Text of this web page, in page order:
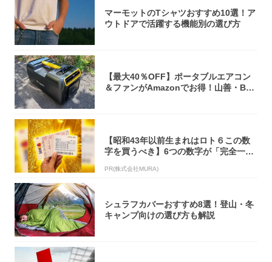
マーモットのTシャツおすすめ10選！ア
ウトドアで活躍する機能別の選び方
【最大40％OFF】ポータブルエアコン
＆ファンがAmazonでお得！山善・Bo
【昭和43年以前生まれはロト６この数
字を買うべき】6つの数字が「完全一
PR(株式会社MURA)
シュラフカバーおすすめ8選！登山・冬
キャンプ向けの選び方も解説